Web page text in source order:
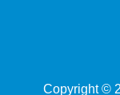
Copyright ©